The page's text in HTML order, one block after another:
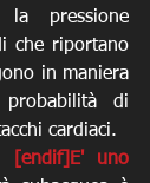
pressione
che riportano
in maniera
di
cardiaci.
uno